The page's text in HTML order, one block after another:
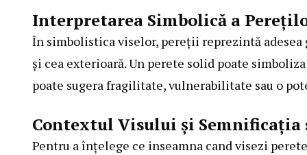
Interpretarea Simbolică a
În simbolistica viselor, pereții reprezintă
și cea exterioară. Un perete solid poate
poate sugera fragilitate, vulnerabilitate sau o
Contextul Visului și Semnificația
Pentru a înțelege ce inseamna cand visezi